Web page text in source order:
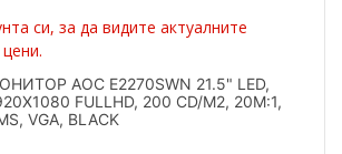
си, за да видите актуалните
AOC E2270SWN 21.5" LED,
FULLHD, 200 CD/M2, 20M:1,
VGA, BLACK